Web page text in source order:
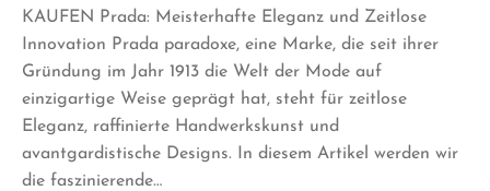
KAUFEN Prada: Meisterhafte Eleganz und Zeitlose
Innovation Prada paradoxe, eine Marke, die seit ihrer
Gründung im Jahr 1913 die Welt der Mode auf
einzigartige Weise geprägt hat, steht für zeitlose
Eleganz, raffinierte Handwerkskunst und
avantgardistische Designs. In diesem Artikel werden wir
die faszinierende…